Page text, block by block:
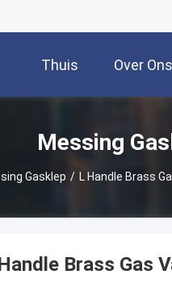
Thuis Over Ons
Messing
Gasklep / L Handle Brass
Brass Gas